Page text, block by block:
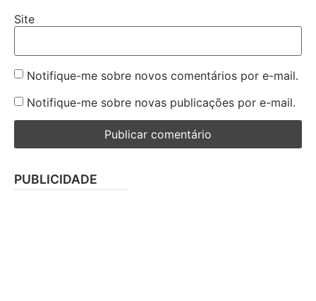
Site
Notifique-me sobre novos comentários por e-mail.
Notifique-me sobre novas publicações por e-mail.
PUBLICIDADE